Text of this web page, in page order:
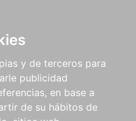
y de terceros para
publicidad
en base a
de su hábitos de